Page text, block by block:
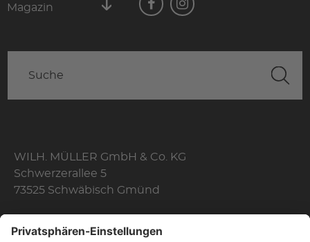
Magazin
WILH. MÜLLER GmbH & Co. KG
Schwerzerallee 5
73525 Schwäbisch Gmünd
Telefon: +49 7171 356-0